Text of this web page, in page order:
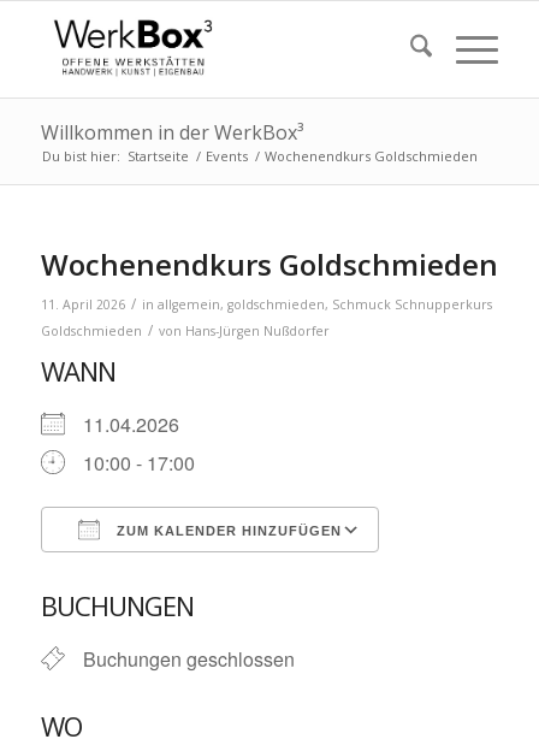
Willkommen in der WerkBox³
Du bist hier: Startseite / Events / Wochenendkurs Goldschmieden
Wochenendkurs Goldschmieden
11. April 2026 / in allgemein, goldschmieden, Schmuck Schnupperkurs
Goldschmieden / von Hans-Jürgen Nußdorfer
WANN
11.04.2026
10:00 - 17:00
ZUM KALENDER HINZUFÜGEN
BUCHUNGEN
Buchungen geschlossen
WO